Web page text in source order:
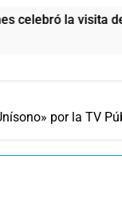
la visita del
por la TV